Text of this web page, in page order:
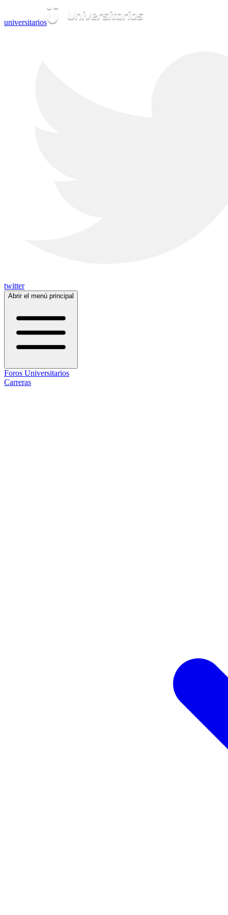
universitarios
twitter
Abrir el menú principal
Foros Universitarios
Carreras